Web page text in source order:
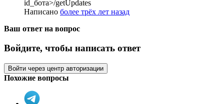
id_бота>/getUpdates
Написано более трёх лет назад
Ваш ответ на вопрос
Войдите, чтобы написать ответ
Войти через центр авторизации
Похожие вопросы